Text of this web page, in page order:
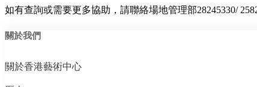
如有查詢或需要更多協助，請聯絡場地管理部28245330/
關於我們
關於香港藝術中心